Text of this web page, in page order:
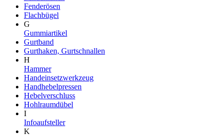
Fenderösen
Flachbügel
G
Gummiartikel
Gurtband
Gurthaken, Gurtschnallen
H
Hammer
Handeinsetzwerkzeug
Handhebelpressen
Hebelverschluss
Hohlraumdübel
I
Infoaufsteller
K